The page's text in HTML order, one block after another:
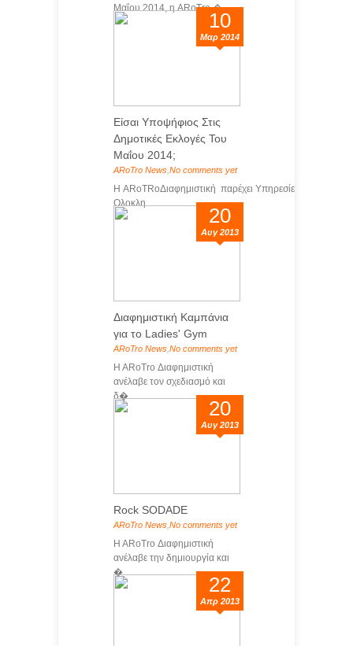
Μαΐου 2014, η ARoTro �...
10
Μαρ 2014
Είσαι Υποψήφιος Στις
Δημοτικές Εκλογές Του
Μαΐου 2014;
ARoTro News No comments yet
Η ARoTRoΔιαφημιστική παρέχει Υπηρεσίες
Ολοκλη...
20
Αυγ 2013
Διαφημιστική Καμπάνια
για το Ladies' Gym
ARoTro News No comments yet
H ARoTro Διαφημιστική
ανέλαβε τον σχεδιασμό και
δ�...
20
Αυγ 2013
Rock SODADE
ARoTro News No comments yet
H ARoTro Διαφημιστική
ανέλαβε την δημιουργία και
�...
22
Απρ 2013